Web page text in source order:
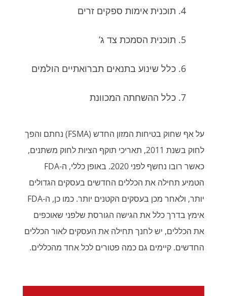
תוכנית אימות ספקים זרים
תוכנית הסמכת צד ג’
כלל שינוע בתנאים תברואתיים הולמים
כלל ההשחתה המכוונת
על אף שחוק בטיחות המזון החדש (FSMA) נחתם והפך
לחוק בשנת 2011, תאריכי תוקף הציות לחוק משתנים,
כאשר רובו נחשף לפני 2020. באופן כללי, ה-FDA
הטמיע תחילה את הכללים החדשים בעסקים הגדולים
יותר, ולאחר מכן בעסקים הקטנים יותר. כמו כן, ה-FDA
אימץ בדרך כלל את הגישה הגורסת שלפני שאוכפים
את הכללים, יש לחנך תחילה את העסקים לאור הכללים
החדשים. קיימים גם כמה פטורים לכל אחד מהכללים.